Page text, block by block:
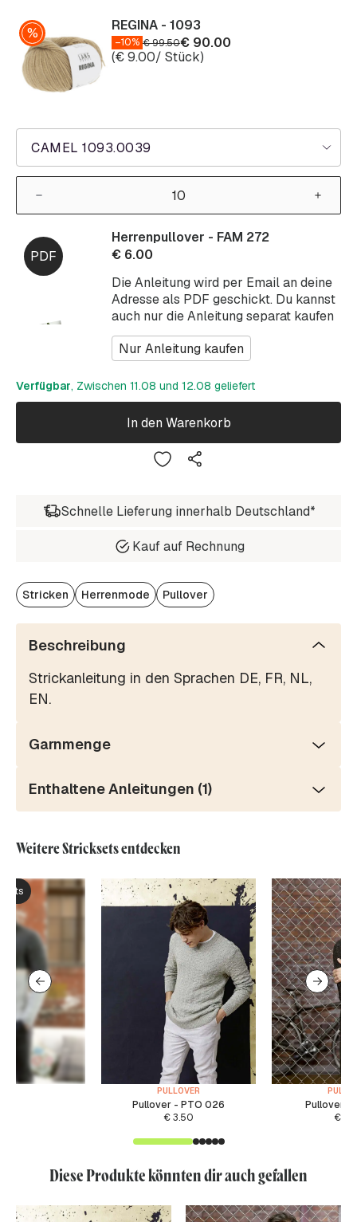
CAMEL 1093.0039
REGINA - 1093
–10% €99.50€ 90.00
(€9.00/ Stück)
Die Anleitung wird per Email an deine
Adresse als PDF geschickt. Du kannst
auch nur die Anleitung separat kaufen
Nur Anleitung kaufen
Herrenpullover - FAM 272
€ 6.00
Verfügbar, Zwischen 11.08 und 12.08 geliefert
In den Warenkorb
Schnelle Lieferung innerhalb Deutschland*
Kauf auf Rechnung
Stricken Herrenmode Pullover
Beschreibung
Strickanleitung in den Sprachen DE, FR, NL,
EN.
Garnmenge
Enthaltene Anleitungen (1)
Weitere Stricksets entdecken
PULLOVER
Pullover - PTO 026
€3.50
Pullover -
€
Diese Produkte könnten dir auch gefallen